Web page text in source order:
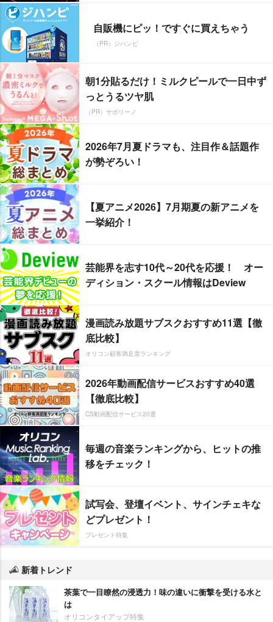
自販機にピッ！ですぐに買えちゃう
（PR）ジハンピ
朝1分貼るだけ！ミルクピールで一日中ず
っとうるツヤ肌
（PR）サボリーノ
2026年7月夏ドラマも、注目作＆話題作
が勢ぞろい！
【夏アニメ2026】7月期夏の新アニメを
一挙紹介！
芸能界を志す10代～20代を応援！ オー
ディション・スクール情報はDeview
漫画読み放題サブスクおすすめ11選【徹
底比較】
オリコン顧客満足度ランキング
2026年動画配信サービスおすすめ40選
【徹底比較】
CS動画配信サービス20選
毎週の音楽ランキングから、ヒットの推
移をチェック！
試写会、登壇イベント、サインチェキな
どプレゼント！
プレゼント特集
新着トレンド
茶葉で一目瞭然の浸透力！味の違いに衝撃を受ける水と
は
オリコンタイアップ特集